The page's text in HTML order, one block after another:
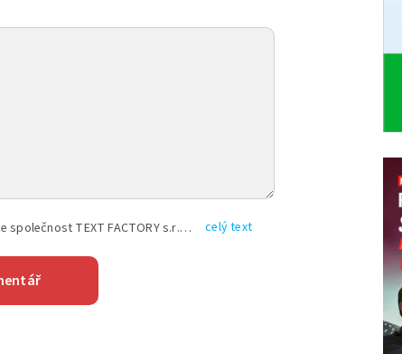
Vyplněním shora uvedených údajů beru na vědomí, že společnost TEXT FACTORY s.r.o., sídlem Brno, Durďákova 336/29, Černá Pole, PSČ: 613 00, IČ: 06157831, zapsané u Krajského soudu v Brně, oddíl C, vložka 100399, bude zpracovávat mé osobní údaje uvedené v rámci mnou vyplněného registračního formuláře na základě oprávněných zájmů TEXT FACTORY s.r.o. dle čl. 6 odst. 1 písm. f) GDPR a pro splnění právních povinností (čl. 6 odst. 1 písm. c) GDPR), a to pro tyto účely: nezbytnost zajistit oprávnění návštěvníka webových stránek provozovaných společností TEXT FACTORY s.r.o. přispívat aktivně ke zveřejněným článkům nebo v rámci diskusních fór a výkon práv TEXT FACTORY s.r.o. jako administrátora těchto diskusních fór. Více informací o zpracování osobních údajů a právech lze nalézt v celý text